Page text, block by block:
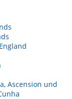
Ascension und